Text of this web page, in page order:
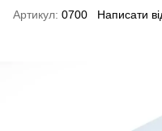
Артикул: 0700 Написати